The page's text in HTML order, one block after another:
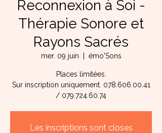
Reconnexion à Soi -
Thérapie Sonore et
Rayons Sacrés
mer. 09 juin émo'Sons
Places limitées.
Sur inscription uniquement. 078.606.00.41
/ 079.724.60.74
Les inscriptions sont closes